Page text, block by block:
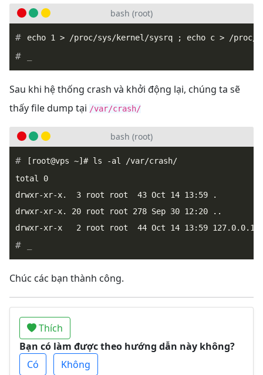
bash (root)
Sau khi hệ thống crash và khởi động lại, chúng ta sẽ
thấy file dump tại /var/crash/
bash (root)
[root@vps ~]# ls -al /var/crash/
total 0
drwxr-xr-x.  3 root root  43 Oct 14 13:59 .
drwxr-xr-x. 20 root root 278 Sep 30 12:20 ..
Chúc các bạn thành công.
Thích
Bạn có làm được theo hướng dẫn này không?
Có
Không